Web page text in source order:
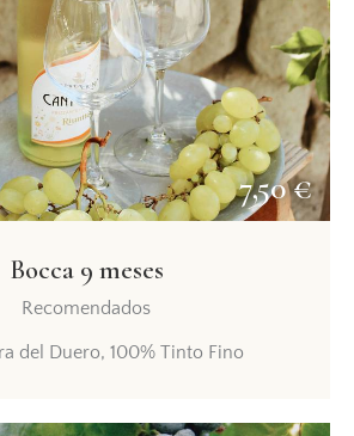
7,50 €
Bocca 9 meses
Recomendados
del Duero, 100% Tinto Fino